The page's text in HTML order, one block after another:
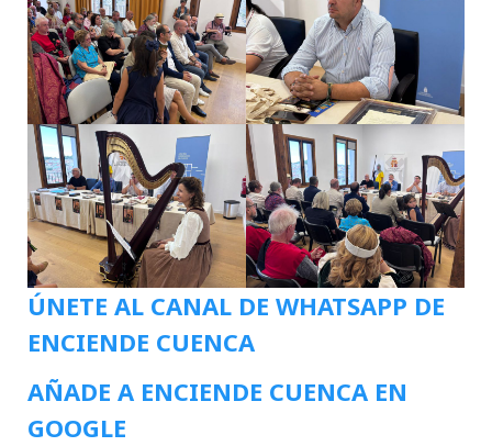
ÚNETE AL CANAL DE WHATSAPP DE
ENCIENDE CUENCA
AÑADE A ENCIENDE CUENCA EN
GOOGLE